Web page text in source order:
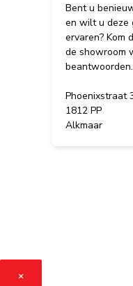
Bent u
en wilt u deze
ervaren? Kom
de showroom
beantwoorden.
Phoenixstraat
1812 PP
Alkmaar
×